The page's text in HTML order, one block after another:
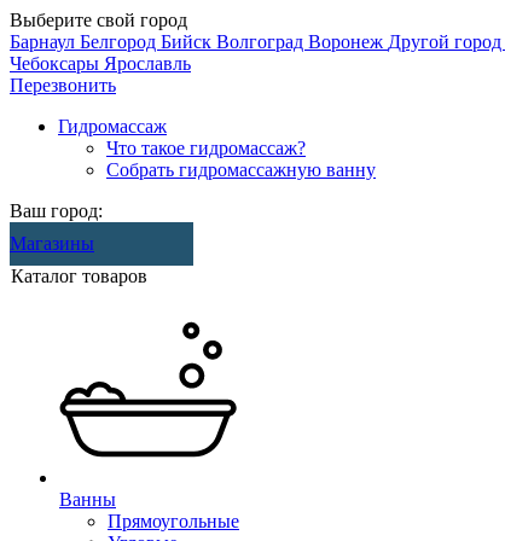
Выберите свой город
Барнаул Белгород Бийск Волгоград Воронеж Другой город
Чебоксары Ярославль
Перезвонить
Гидромассаж
Что такое гидромассаж?
Собрать гидромассажную ванну
Ваш город:
Магазины
Каталог товаров
Ванны
Прямоугольные